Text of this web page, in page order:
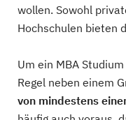
wollen. Sowohl
Hochschulen bieten
Um ein MBA
Regel neben einem
von mindestens